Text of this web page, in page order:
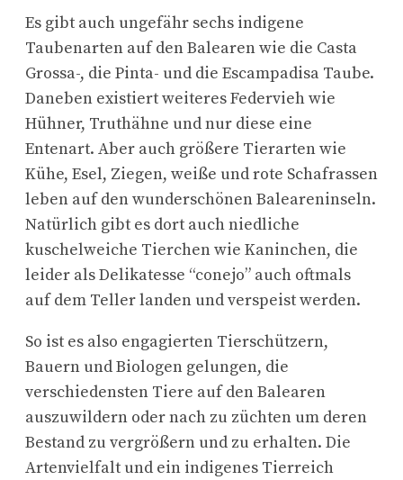
Es gibt auch ungefähr sechs indigene
Taubenarten auf den Balearen wie die Casta
Grossa-, die Pinta- und die Escampadisa Taube.
Daneben existiert weiteres Federvieh wie
Hühner, Truthähne und nur diese eine
Entenart. Aber auch größere Tierarten wie
Kühe, Esel, Ziegen, weiße und rote Schafrassen
leben auf den wunderschönen Baleareninseln.
Natürlich gibt es dort auch niedliche
kuschelweiche Tierchen wie Kaninchen, die
leider als Delikatesse “conejo” auch oftmals
auf dem Teller landen und verspeist werden.
So ist es also engagierten Tierschützern,
Bauern und Biologen gelungen, die
verschiedensten Tiere auf den Balearen
auszuwildern oder nach zu züchten um deren
Bestand zu vergrößern und zu erhalten. Die
Artenvielfalt und ein indigenes Tierreich